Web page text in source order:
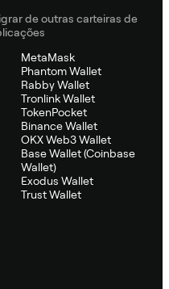
de outras carteiras de
MetaMask
Phantom Wallet
Rabby Wallet
Tronlink Wallet
TokenPocket
Binance Wallet
OKX Web3 Wallet
Base Wallet (Coinbase
Wallet)
Exodus Wallet
Trust Wallet